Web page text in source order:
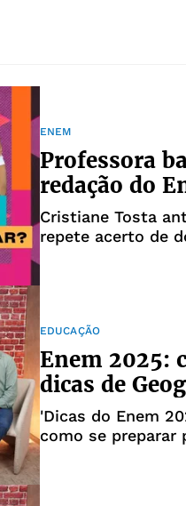
ENEM
Professora
redação do
Cristiane Tosta
repete acerto de
EDUCAÇÃO
Enem 2025:
dicas de
'Dicas do Enem
como se preparar